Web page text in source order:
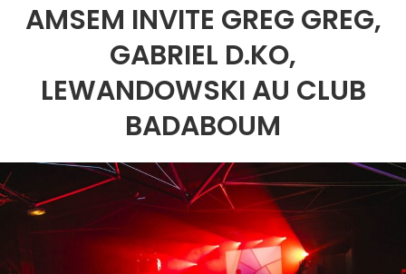
AMSEM INVITE GREG GREG,
GABRIEL D.KO,
LEWANDOWSKI AU CLUB
BADABOUM